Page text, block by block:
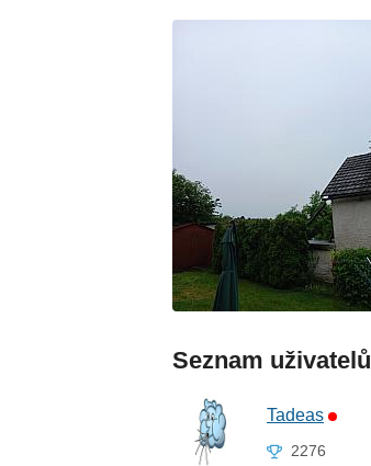
Seznam uživatelů
Tadeas
2276